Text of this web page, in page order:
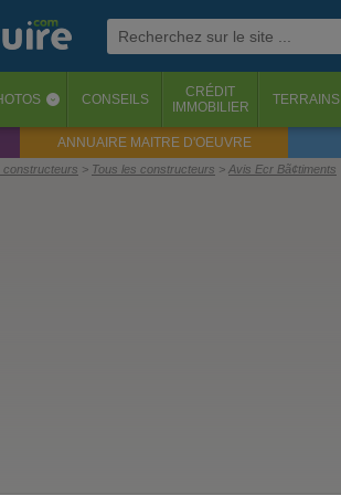
‹ CONSEILS
CRÉDIT
IMMOBILIER
TERRAINS
ANNUAIRE MAITRE D'OEUVRE
constructeurs Tous les constructeurs Avis Ecr Bã¢timents